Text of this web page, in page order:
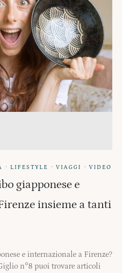
· LIFESTYLE · VIAGGI · VIDEO
giapponese e
insieme a tanti
e internazionale a Firenze?
n°8 puoi trovare articoli